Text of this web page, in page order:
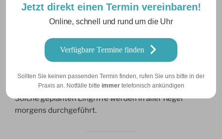
Jetzt direkt einen Termin vereinbaren!
Online, schnell und rund um die Uhr
Verfügbare Termine finden
Sollten Sie keinen passenden Termin finden, rufen Sie uns bitte in der
Praxis an. Notfälle bitte immertelefonisch ankündigen
Mi 09 – 11 Uhr
Operationen erhalten einen festen Termin, zu dem ihr
Patient nüchtern vorgestellt werden muss, d.h. kein
Futter am Morgen der OP, Wasser darf verabreicht
werden.
Solche geplanten Eingriffe werden in aller Regel
morgens durchgeführt.